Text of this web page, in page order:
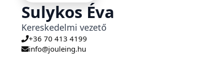
Sulykos Éva
Kereskedelmi vezető
+36 70 413 4199
info@jouleing.hu